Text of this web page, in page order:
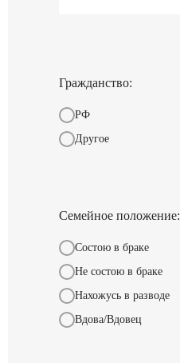
Гражданство:
РФ
Другое
Семейное положение:
Состою в браке
Не состою в браке
Нахожусь в разводе
Вдова/Вдовец